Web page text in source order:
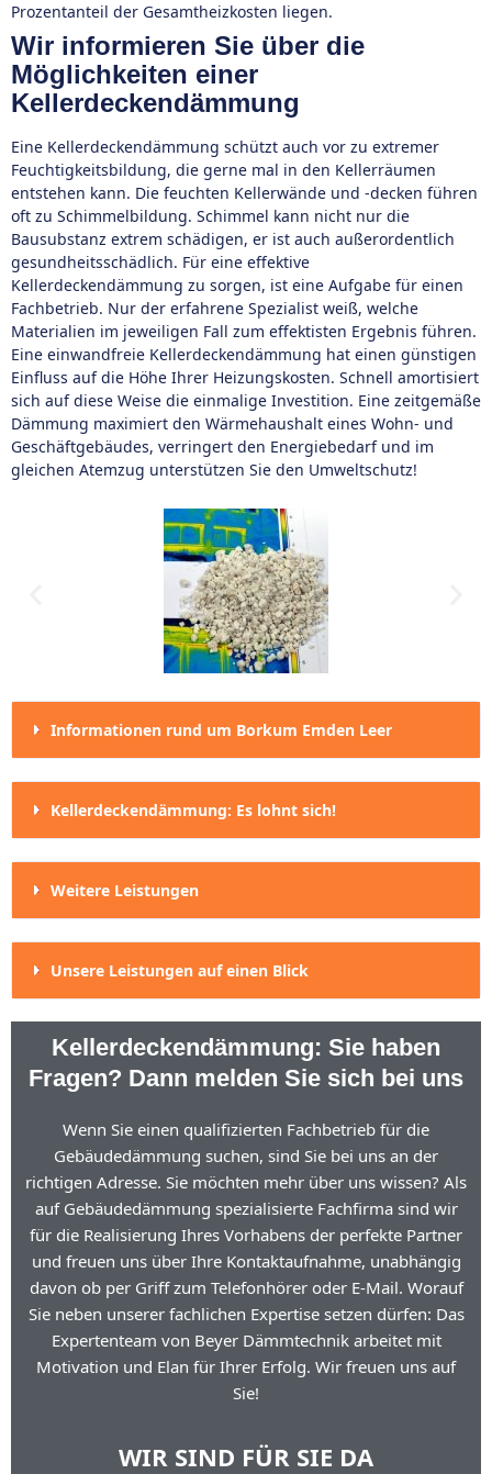
Prozentanteil der Gesamtheizkosten liegen.
Wir informieren Sie über die
Möglichkeiten einer
Kellerdeckendämmung
Eine Kellerdeckendämmung schützt auch vor zu extremer
Feuchtigkeitsbildung, die gerne mal in den Kellerräumen
entstehen kann. Die feuchten Kellerwände und -decken führen
oft zu Schimmelbildung. Schimmel kann nicht nur die
Bausubstanz extrem schädigen, er ist auch außerordentlich
gesundheitsschädlich. Für eine effektive
Kellerdeckendämmung zu sorgen, ist eine Aufgabe für einen
Fachbetrieb. Nur der erfahrene Spezialist weiß, welche
Materialien im jeweiligen Fall zum effektisten Ergebnis führen.
Eine einwandfreie Kellerdeckendämmung hat einen günstigen
Einfluss auf die Höhe Ihrer Heizungskosten. Schnell amortisiert
sich auf diese Weise die einmalige Investition. Eine zeitgemäße
Dämmung maximiert den Wärmehaushalt eines Wohn- und
Geschäftgebäudes, verringert den Energiebedarf und im
gleichen Atemzug unterstützen Sie den Umweltschutz!
Informationen rund um Borkum Emden Leer
Kellerdeckendämmung: Es lohnt sich!
Weitere Leistungen
Unsere Leistungen auf einen Blick
Kellerdeckendämmung: Sie haben
Fragen? Dann melden Sie sich bei uns
Wenn Sie einen qualifizierten Fachbetrieb für die
Gebäudedämmung suchen, sind Sie bei uns an der
richtigen Adresse. Sie möchten mehr über uns wissen? Als
auf Gebäudedämmung spezialisierte Fachfirma sind wir
für die Realisierung Ihres Vorhabens der perfekte Partner
und freuen uns über Ihre Kontaktaufnahme, unabhängig
davon ob per Griff zum Telefonhörer oder E-Mail. Worauf
Sie neben unserer fachlichen Expertise setzen dürfen: Das
Expertenteam von Beyer Dämmtechnik arbeitet mit
Motivation und Elan für Ihrer Erfolg. Wir freuen uns auf
Sie!
WIR SIND FÜR SIE DA